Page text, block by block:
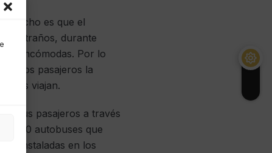
hecho es que el
extraños, durante
incómodas. Por lo
a los pasajeros la
viajan.
a sus pasajeros a través
en 30 autobuses que
instaladas en los